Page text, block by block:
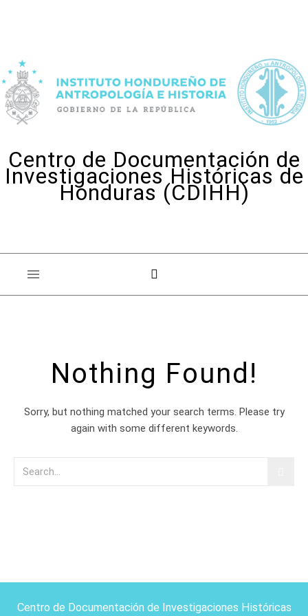
Centro de Documentación de
Investigaciones Históricas de
Honduras (CDIHH)
Nothing Found!
Sorry, but nothing matched your search terms. Please try
again with some different keywords.
Centro de Documentación de Investigaciones Históricas